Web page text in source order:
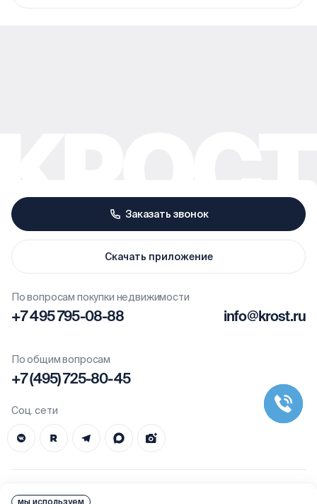
По вопросам покупки недвижимости
+7 495 795-08-88 info@krost.ru
По общим вопросам
+7 (495) 725-80-45
Соц. сети
Скачать приложение
Заказать звонок
Проекты
мы используем